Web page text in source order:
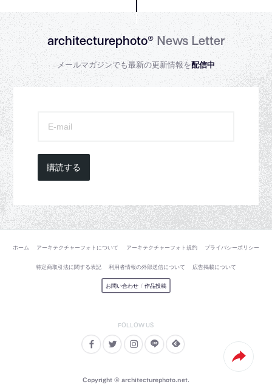
architecturephoto®News Letter
メールマガジンでも最新の更新情報を配信中
購読する
ホーム アーキテクチャーフォトについて アーキテクチャーフォト規約 プライバシーポリシー
特定商取引法に関する表記 利用者情報の外部送信について 広告掲載について
お問い合わせ / 作品投稿
Copyright © architecturephoto.net.